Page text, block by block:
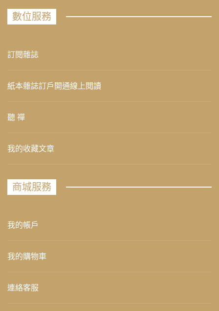
數位服務
訂閱雜誌
紙本雜誌訂戶開通線上閱讀
聽 禪
我的收藏文章
商城服務
我的帳戶
我的購物車
連絡客服